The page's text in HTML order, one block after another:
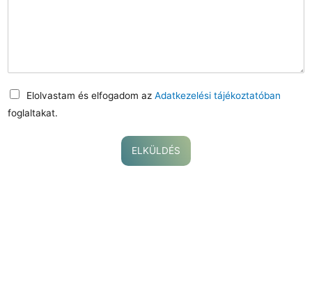
Elolvastam és elfogadom az Adatkezelési tájékoztatóban
foglaltakat.
ELKÜLDÉS